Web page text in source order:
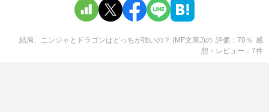
結局、ニンジャとドラゴンはどっちが強いの？ (MF文庫J)の 評価 70 ％ 感
想・レビュー
7件